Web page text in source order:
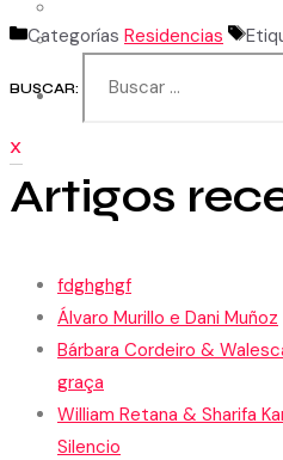
Arquivo
CONTACTO
X
Categorías Residencias
BUSCAR:
Artigos
fdghghgf
Álvaro Murillo e Dani Muñoz
Bárbara Cordeiro &
graça
William Retana & Sharifa
Silencio